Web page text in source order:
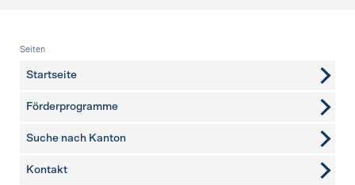
Fusszeile
Seiten
Startseite
Förderprogramme
Suche nach Kanton
weitere Seiten
Kontakt